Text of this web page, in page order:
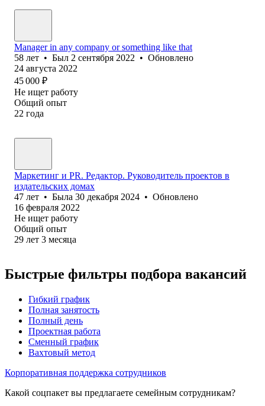
Manager in any company or something like that
58 лет • Был 2 сентября 2022 • Обновлено
24 августа 2022
45 000 ₽
Не ищет работу
Общий опыт
22 года
Маркетинг и PR. Редактор. Руководитель проектов в
издательских домах
47 лет • Была 30 декабря 2024 • Обновлено
16 февраля 2022
Не ищет работу
Общий опыт
29 лет 3 месяца
Быстрые фильтры подбора вакансий
Гибкий график
Полная занятость
Полный день
Проектная работа
Сменный график
Вахтовый метод
Корпоративная поддержка сотрудников
Какой соцпакет вы предлагаете семейным сотрудникам?